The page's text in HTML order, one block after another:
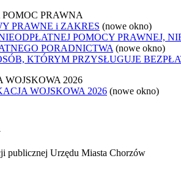
PRAWNA
PRAWNE i ZAKRES (nowe okno)
POMOCY PRAWNEJ,
PORADNICTWA (nowe okno)
KTÓRYM PRZYSŁUGUJE
2026
WOJSKOWA 2026 (nowe okno)
publicznej Urzędu Miasta Chorzów